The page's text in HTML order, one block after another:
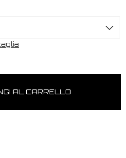
AL CARRELLO